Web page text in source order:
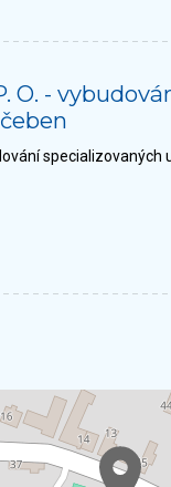
O. -
specializovaných